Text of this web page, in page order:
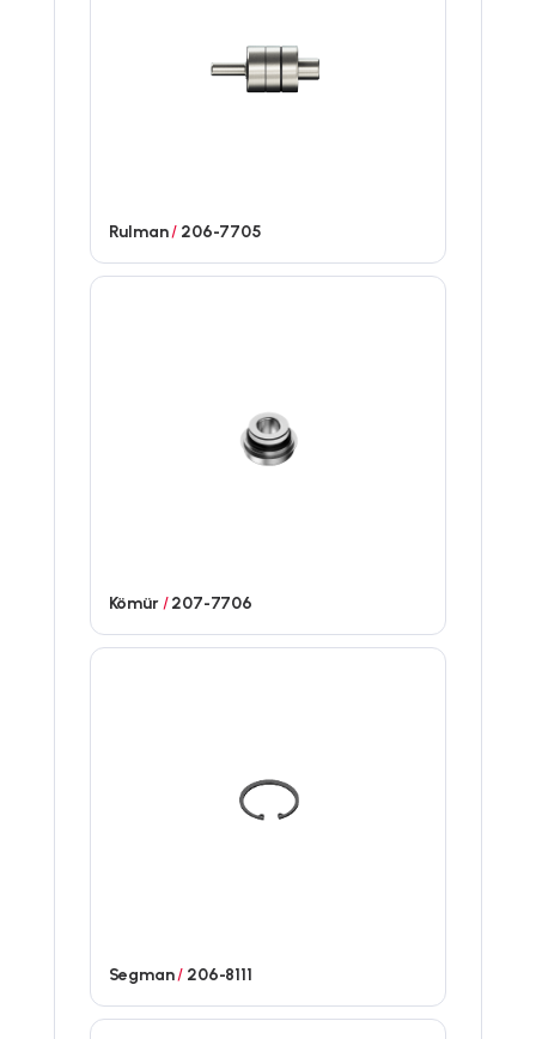
Rulman/ 206-7705
Kömür/207-7706
Segman/ 206-8111